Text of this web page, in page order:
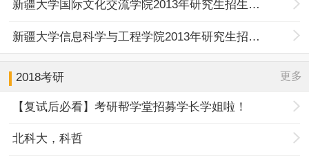
新疆大学国际文化交流学院2013年研究生招生目录
新疆大学信息科学与工程学院2013年研究生招生目录
2018考研 更多
【复试后必看】考研帮学堂招募学长学姐啦！
北科大，科哲